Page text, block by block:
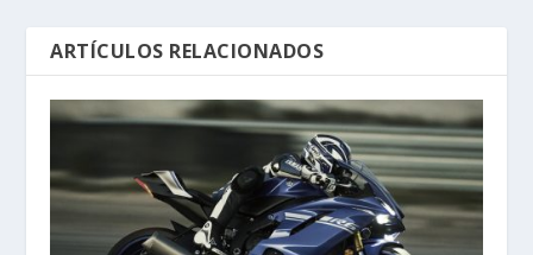
ARTÍCULOS RELACIONADOS